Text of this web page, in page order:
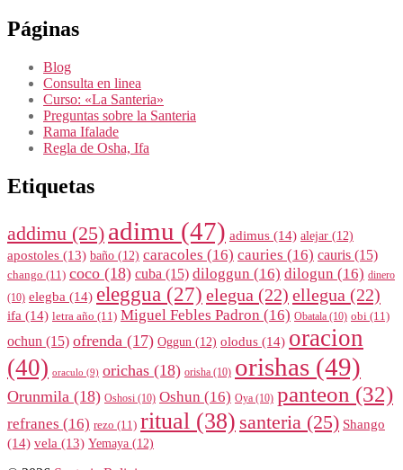
Páginas
Blog
Consulta en linea
Curso: «La Santeria»
Preguntas sobre la Santeria
Rama Ifalade
Regla de Osha, Ifa
Etiquetas
addimu (25) adimu (47) adimus (14) alejar (12)
apostoles (13) baño (12) caracoles (16) cauries (16) cauris (15)
chango (11) coco (18) cuba (15) diloggun (16) dilogun (16) dinero
(10) elegba (14) eleggua (27) elegua (22) ellegua (22)
ifa (14) letra año (11) Miguel Febles Padron (16) Obatala (10) obi (11)
ochun (15) ofrenda (17) Oggun (12) olodus (14) oracion
(40) oraculo (9) orichas (18) orisha (10) orishas (49)
Orunmila (18) Oshosi (10) Oshun (16) Oya (10) panteon (32)
refranes (16) rezo (11) ritual (38) santeria (25) Shango
(14) vela (13) Yemaya (12)